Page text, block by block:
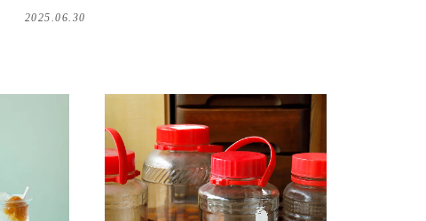
【LEE DAYS club clara】
2025.06.30